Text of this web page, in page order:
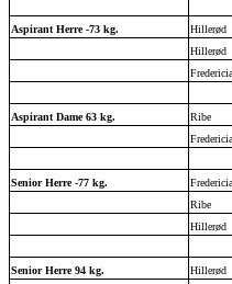
Aspirant Herre -73 kg. Hillerød
Hillerød
Fredericia
Aspirant Dame 63 kg. Ribe
Fredericia
Senior Herre -77 kg. Fredericia
Ribe
Hillerød
Senior Herre 94 kg. Hillerød